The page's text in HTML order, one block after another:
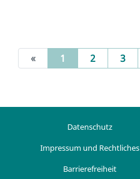
« 1 (current)
2 3
Datenschutz
Impressum und Rechtliches
Barrierefreiheit